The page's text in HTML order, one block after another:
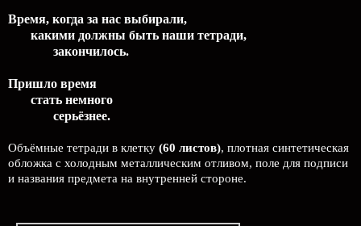
Время, когда за нас выбирали,
какими должны быть наши тетради,
закончилось.
Пришло время
стать немного
серьёзнее.
Объёмные тетради в клетку (60 листов), плотная синтетическая
обложка с холодным металлическим отливом, поле для подписи
и названия предмета на внутренней стороне.